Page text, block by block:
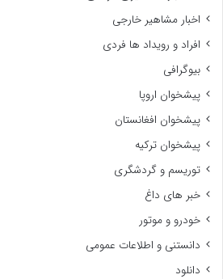
اخبار مشاهیر خارجی
افراد و رویداد ها فردی
بیوگرافی
پیشخوان اروپا
پیشخوان افغانستان
پیشخوان ترکیه
توریسم و گردشگری
خبر های داغ
خودرو و موتور
دانستنی و اطلاعات عمومی
دانلود